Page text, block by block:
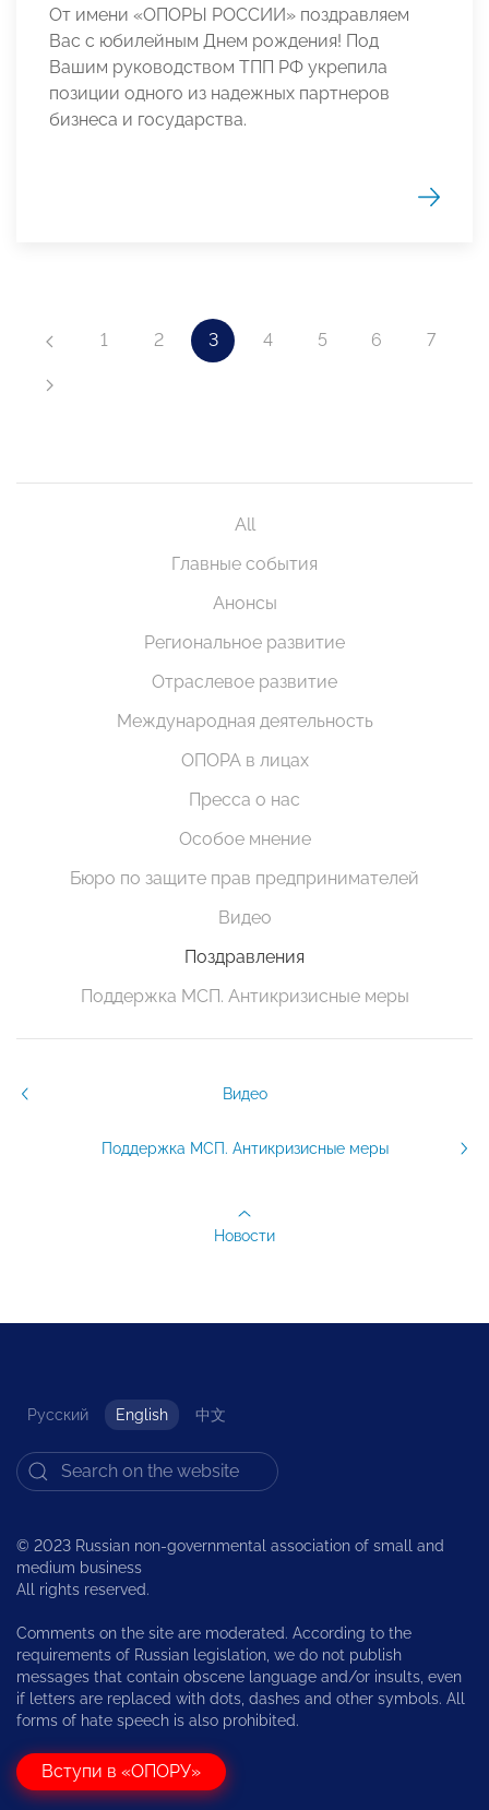
От имени «ОПОРЫ РОССИИ» поздравляем
Вас с юбилейным Днем рождения! Под
Вашим руководством ТПП РФ укрепила
позиции одного из надежных партнеров
бизнеса и государства.
1 2 3 4 5 6 7
All
Главные события
Анонсы
Региональное развитие
Отраслевое развитие
Международная деятельность
ОПОРА в лицах
Пресса о нас
Особое мнение
Бюро по защите прав предпринимателей
Видео
Поздравления
Поддержка МСП. Антикризисные меры
Видео
Поддержка МСП. Антикризисные меры
Новости
Русский English 中文
© 2023 Russian non-governmental association of small and
medium business
All rights reserved.
Comments on the site are moderated. According to the
requirements of Russian legislation, we do not publish
messages that contain obscene language and/or insults, even
if letters are replaced with dots, dashes and other symbols. All
forms of hate speech is also prohibited.
Вступи в «ОПОРУ»